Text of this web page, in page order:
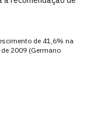
de 41,6% na
2009 (Germano